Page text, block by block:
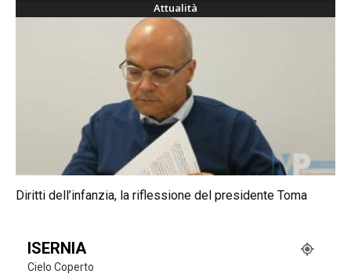
Attualità
Diritti dell’infanzia, la riflessione del presidente Toma
ISERNIA
Cielo Coperto